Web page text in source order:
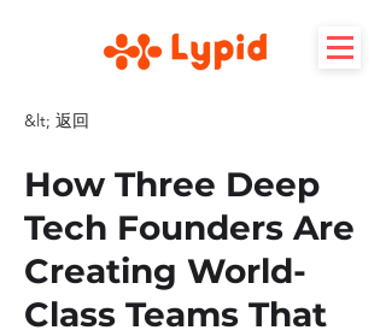
&lt; 返回
How Three Deep
Tech Founders Are
Creating World-
Class Teams That